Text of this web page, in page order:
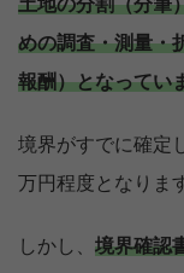
土地の分割（分筆
めの調査・測量・
報酬）となってい
境界がすでに確定
万円程度となりま
しかし、 境界確認